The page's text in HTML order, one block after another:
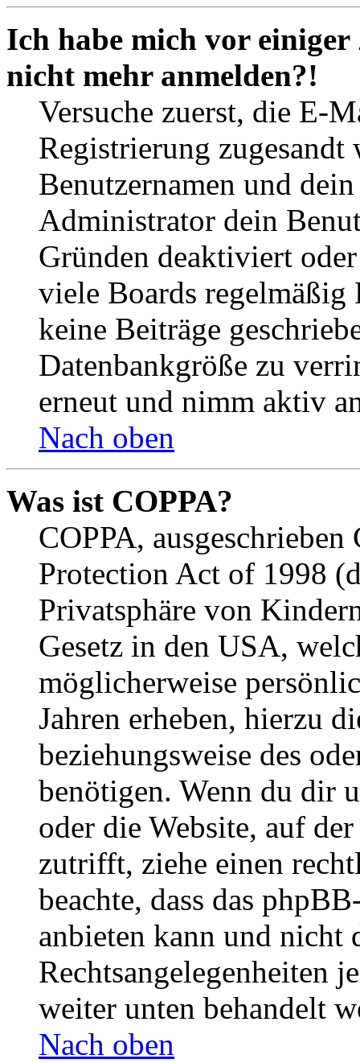
Ich habe mich vor
nicht mehr anmelden?!
Versuche zuerst, die E-
Registrierung
Benutzernamen und
Administrator dein
Gründen deaktiviert
viele Boards
keine Beiträge
Datenbankgröße zu
erneut und nimm aktiv
Nach oben
Was ist COPPA?
COPPA,
Protection Act of 1998
Privatsphäre von
Gesetz in den USA,
möglicherweise
Jahren erheben, hierzu
beziehungsweise des
benötigen. Wenn du dir
oder die Website, auf
zutrifft, ziehe einen
beachte, dass das
anbieten kann und nicht
Rechtsangelegenheiten
weiter unten behandelt
Nach oben